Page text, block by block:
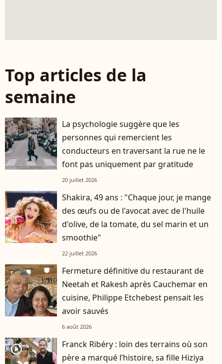
Top articles de la
semaine
La psychologie suggère que les
personnes qui remercient les
conducteurs en traversant la rue ne le
font pas uniquement par gratitude
20 juillet 2026
Shakira, 49 ans : "Chaque jour, je mange
des œufs ou de l'avocat avec de l'huile
d'olive, de la tomate, du sel marin et un
smoothie"
22 juillet 2026
Fermeture définitive du restaurant de
Neetah et Rakesh après Cauchemar en
cuisine, Philippe Etchebest pensait les
avoir sauvés
6 août 2026
player2
Franck Ribéry : loin des terrains où son
père a marqué l’histoire, sa fille Hiziya